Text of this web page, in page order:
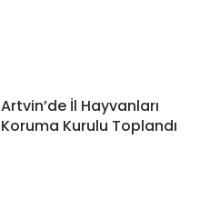
Artvin’de İl Hayvanları
Koruma Kurulu Toplandı